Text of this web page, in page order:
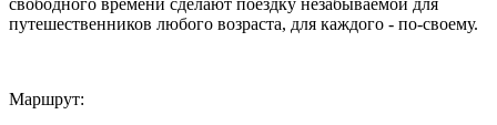
путешественников любого возраста, для каждого - по-своему.
Маршрут: